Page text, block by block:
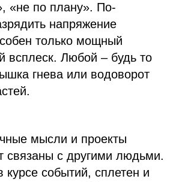
«не по плану». По-
напряжение
только мощный
всплеск. Любой – будь то
гнева или водоворот
мысли и проекты
связаны с другими людьми.
курсе событий, сплетен и